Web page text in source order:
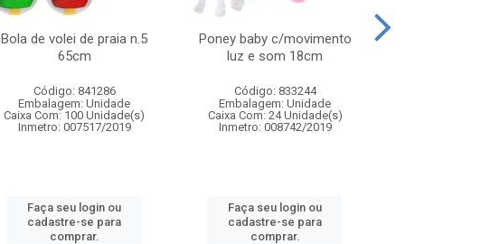
Bola de volei de praia n.5
65cm
Código: 841286
Embalagem: Unidade
Caixa Com: 100 Unidade(s)
Inmetro: 007517/2019
Faça seu login ou
cadastre-se para
comprar.
Poney baby c/movimento
luz e som 18cm
Código: 833244
Embalagem: Unidade
Caixa Com: 24 Unidade(s)
Inmetro: 008742/2019
Faça seu login ou
cadastre-se para
comprar.